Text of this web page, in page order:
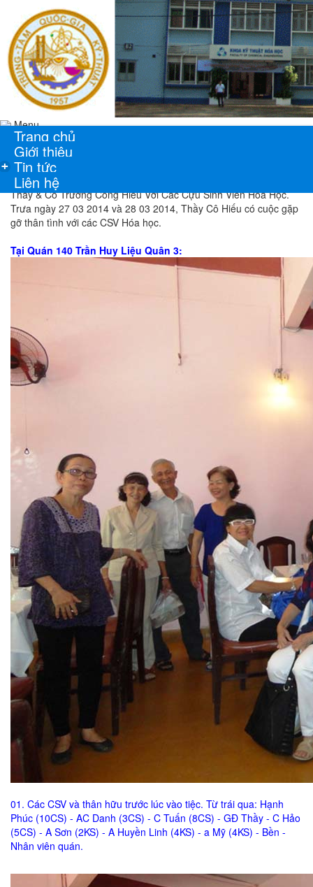
Menu
Trang chủ
Giới thiệu
+ Tin tức
Liên hệ
Thầy & Cô Trương Công Hiếu Với Các Cựu Sinh Viên Hóa Học.
Trưa ngày 27 03 2014 và 28 03 2014, Thầy Cô Hiếu có cuộc gặp
gỡ thân tình với các CSV Hóa học.
Tại Quán 140 Trần Huy Liệu Quân 3:
01. Các CSV và thân hữu trước lúc vào tiệc. Từ trái qua: Hạnh
Phúc (10CS) - AC Danh (3CS) - C Tuấn (8CS) - GĐ Thầy - C Hảo
(5CS) - A Sơn (2KS) - A Huyền Linh (4KS) - a Mỹ (4KS) - Bền -
Nhân viên quán.